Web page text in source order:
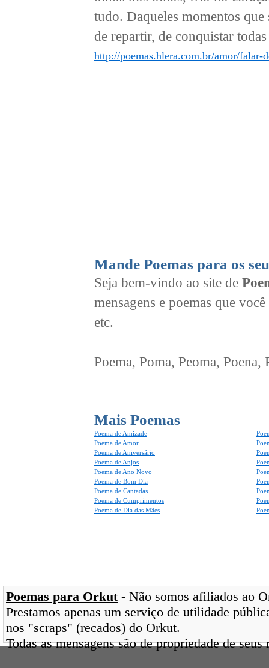
tudo. Daqueles momentos
de repartir, de conquistar
http://poemas.hlera.com.br/amor/falar-
Mande Poemas para os
Seja bem-vindo ao site de
mensagens e poemas que
etc.
Poema, Poma, Peoma,
Mais Poemas
Poema de Amizade
Poema de Amor
Poema de Aniversário
Poema de Anjos
Poema de Ano Novo
Poema de Bom Dia
Poema de Cantadas
Poema de Cumprimentos
Poema de Dia das Mães
Poemas para Orkut- Não somos afiliados ao
Prestamos apenas um serviço de utilidade
nos "scraps" (recados) do Orkut.
Todas as mensagens são de propriedade de